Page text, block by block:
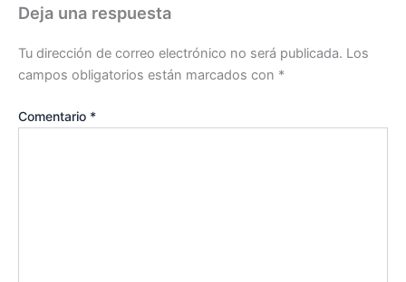
Deja una respuesta
Tu dirección de correo electrónico no será publicada. Los
campos obligatorios están marcados con *
Comentario *